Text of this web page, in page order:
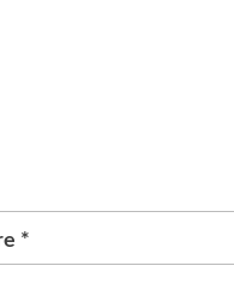
*